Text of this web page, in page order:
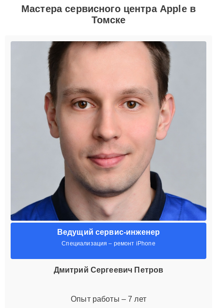
Мастера сервисного центра Apple в
Томске
Ведущий сервис-инженер
Специализация – ремонт iPhone
Дмитрий Сергеевич Петров
Опыт работы – 7 лет